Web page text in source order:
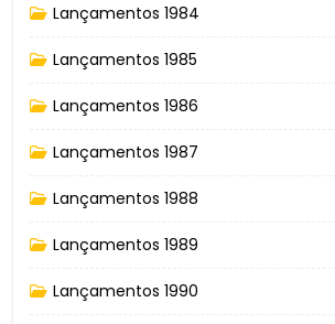
Lançamentos 1984
Lançamentos 1985
Lançamentos 1986
Lançamentos 1987
Lançamentos 1988
Lançamentos 1989
Lançamentos 1990